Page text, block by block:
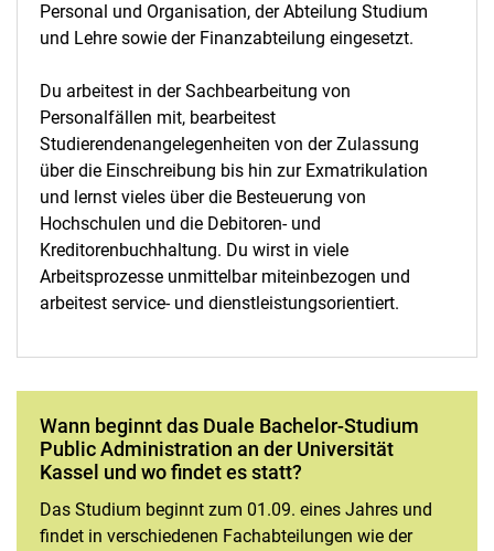
Personal und Organisation, der Abteilung Studium
und Lehre sowie der Finanzabteilung eingesetzt.
Du arbeitest in der Sachbearbeitung von
Personalfällen mit, bearbeitest
Studierendenangelegenheiten von der Zulassung
über die Einschreibung bis hin zur Exmatrikulation
und lernst vieles über die Besteuerung von
Hochschulen und die Debitoren- und
Kreditorenbuchhaltung. Du wirst in viele
Arbeitsprozesse unmittelbar miteinbezogen und
arbeitest service- und dienstleistungsorientiert.
Wann beginnt das Duale Bachelor-Studium
Public Administration an der Universität
Kassel und wo findet es statt?
Das Studium beginnt zum 01.09. eines Jahres und
findet in verschiedenen Fachabteilungen wie der